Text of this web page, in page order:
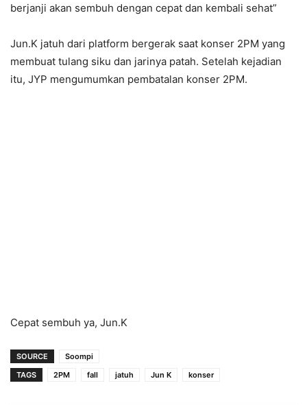
berjanji akan sembuh dengan cepat dan kembali sehat”
Jun.K jatuh dari platform bergerak saat konser 2PM yang
membuat tulang siku dan jarinya patah. Setelah kejadian
itu, JYP mengumumkan pembatalan konser 2PM.
Cepat sembuh ya, Jun.K
SOURCE
Soompi
TAGS
2PM fall jatuh Jun K konser